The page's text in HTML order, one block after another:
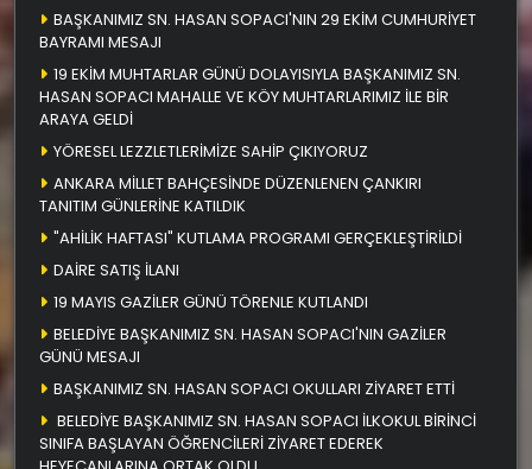
BAŞKANIMIZ SN. HASAN SOPACI'NIN 29 EKİM CUMHURİYET
BAYRAMI MESAJI
19 EKİM MUHTARLAR GÜNÜ DOLAYISIYLA BAŞKANIMIZ SN.
HASAN SOPACI MAHALLE VE KÖY MUHTARLARIMIZ İLE BİR
ARAYA GELDİ
YÖRESEL LEZZLETLERİMİZE SAHİP ÇIKIYORUZ
ANKARA MİLLET BAHÇESİNDE DÜZENLENEN ÇANKIRI
TANITIM GÜNLERİNE KATILDIK
"AHİLİK HAFTASI" KUTLAMA PROGRAMI GERÇEKLEŞTİRİLDİ
DAİRE SATIŞ İLANI
19 MAYIS GAZİLER GÜNÜ TÖRENLE KUTLANDI
BELEDİYE BAŞKANIMIZ SN. HASAN SOPACI'NIN GAZİLER
GÜNÜ MESAJI
BAŞKANIMIZ SN. HASAN SOPACI OKULLARI ZİYARET ETTİ
BELEDİYE BAŞKANIMIZ SN. HASAN SOPACI İLKOKUL BİRİNCİ
SINIFA BAŞLAYAN ÖĞRENCİLERİ ZİYARET EDEREK